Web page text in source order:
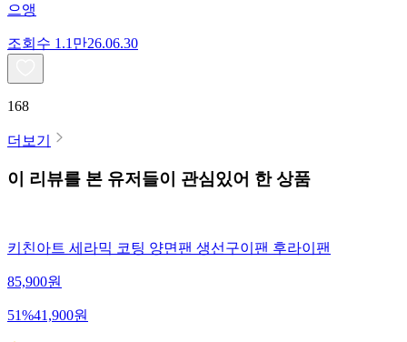
으앵
조회수 1.1만26.06.30
168
더보기
이 리뷰를 본 유저들이 관심있어 한 상품
키친아트 세라믹 코팅 양면팬 생선구이팬 후라이팬
85,900원
51%41,900원